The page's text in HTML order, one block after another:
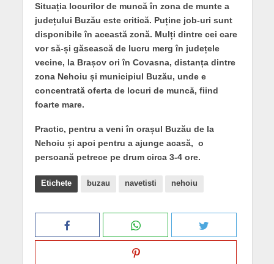
Situația locurilor de muncă în zona de munte a
județului Buzău este critică. Puține job-uri sunt
disponibile în această zonă. Mulți dintre cei care
vor să-și găsească de lucru merg în județele
vecine, la Brașov ori în Covasna, distanța dintre
zona Nehoiu și municipiul Buzău, unde e
concentrată oferta de locuri de muncă, fiind
foarte mare.
Practic, pentru a veni în orașul Buzău de la
Nehoiu și apoi pentru a ajunge acasă, o
persoană petrece pe drum circa 3-4 ore.
Etichete buzau navetisti nehoiu